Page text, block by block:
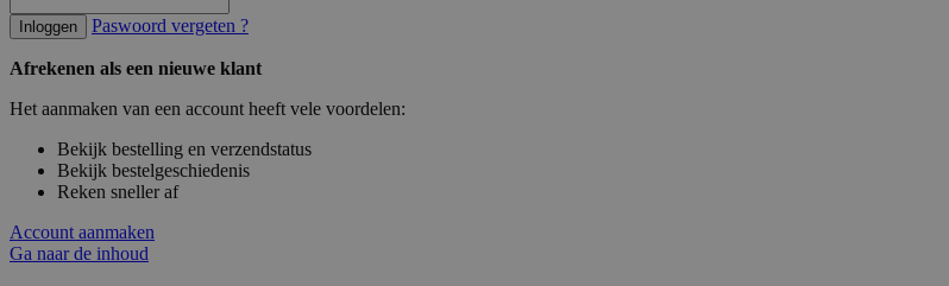
Inloggen Paswoord vergeten ?
Afrekenen als een nieuwe klant
Het aanmaken van een account heeft vele voordelen:
Bekijk bestelling en verzendstatus
Bekijk bestelgeschiedenis
Reken sneller af
Account aanmaken
Ga naar de inhoud